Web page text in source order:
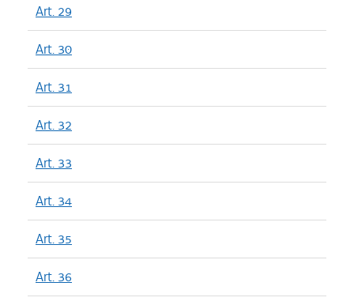
Art. 29
Art. 30
Art. 31
Art. 32
Art. 33
Art. 34
Art. 35
Art. 36